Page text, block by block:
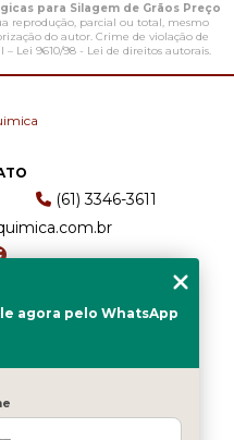
para Silagem de Grãos Preço
reprodução, parcial ou total, mesmo
do autor. Crime de violação de
– Lei 9610/98 - Lei de direitos autorais.
(61) 3346-3611
Sl 49 - Asa Sul
70361-520
agora pelo WhatsApp